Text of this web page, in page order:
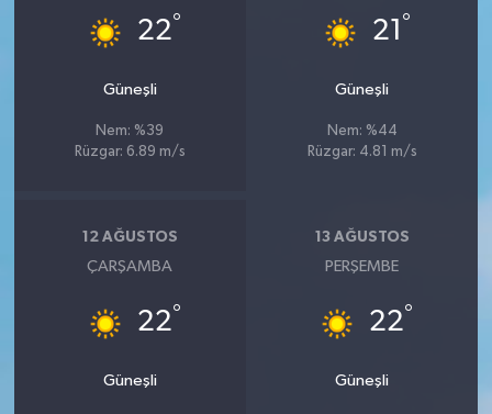
22°
Güneşli
Nem: %39
Rüzgar: 6.89 m/s
21 °
Güneşli
Nem: %44
Rüzgar: 4.81 m/s
12 AĞUSTOS
ÇARŞAMBA
22°
Güneşli
13 AĞUSTOS
PERŞEMBE
22°
Güneşli